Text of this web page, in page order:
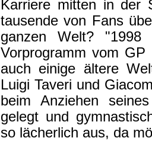
Karriere mitten in der
tausende von Fans
ganzen Welt?
Vorprogramm vom
auch einige ältere
Luigi Taveri und
beim Anziehen
gelegt und
so lächerlich aus, da